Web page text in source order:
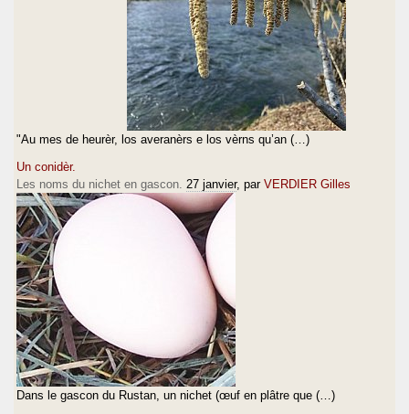
"Au mes de heurèr, los averanèrs e los vèrns qu’an (…)
Un conidèr.
Les noms du nichet en gascon. 27 janvier, par VERDIER Gilles
Dans le gascon du Rustan, un nichet (œuf en plâtre que (…)